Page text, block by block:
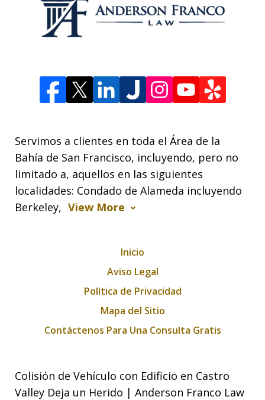
Servimos a clientes en toda el Área de la
Bahía de San Francisco, incluyendo, pero no
limitado a, aquellos en las siguientes
localidades: Condado de Alameda incluyendo
Berkeley, View More
Inicio
Aviso Legal
Política de Privacidad
Mapa del Sitio
Contáctenos Para Una Consulta Gratis
Colisión de Vehículo con Edificio en Castro
Valley Deja un Herido | Anderson Franco Law